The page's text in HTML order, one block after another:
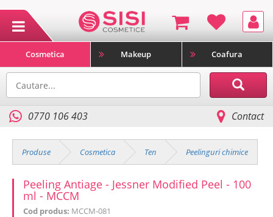
Cosmetica Makeup Coafura
0770 106 403 Contact
Produse Cosmetica Ten Peelinguri chimice
Peeling Antiage - Jessner Modified Peel - 100
ml - MCCM
Cod produs: MCCM-081